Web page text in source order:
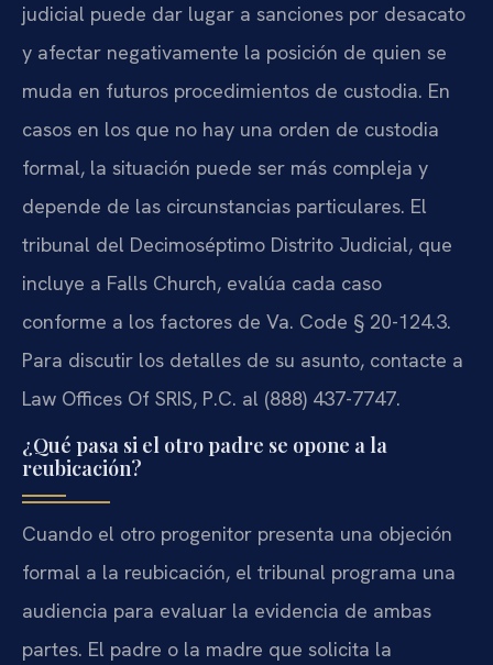
judicial puede dar lugar a sanciones por desacato
y afectar negativamente la posición de quien se
muda en futuros procedimientos de custodia. En
casos en los que no hay una orden de custodia
formal, la situación puede ser más compleja y
depende de las circunstancias particulares. El
tribunal del Decimoséptimo Distrito Judicial, que
incluye a Falls Church, evalúa cada caso
conforme a los factores de Va. Code § 20-124.3.
Para discutir los detalles de su asunto, contacte a
Law Offices Of SRIS, P.C. al (888) 437-7747.
¿Qué pasa si el otro padre se opone a la
reubicación?
Cuando el otro progenitor presenta una objeción
formal a la reubicación, el tribunal programa una
audiencia para evaluar la evidencia de ambas
partes. El padre o la madre que solicita la